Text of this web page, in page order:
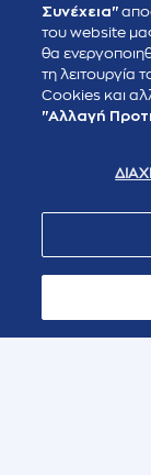
Συνέχεια"
του website
θα
τη λειτουργία
Cookies και
"Αλλαγή